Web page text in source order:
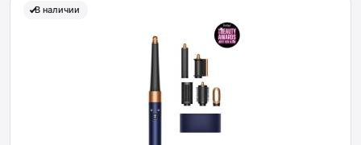
В наличии